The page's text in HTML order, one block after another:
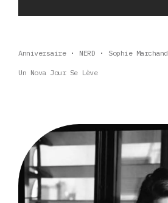
Anniversaire NERD Sophie Marchand
Un Nova Jour Se Lève